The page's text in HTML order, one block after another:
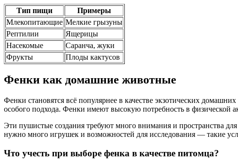
Тип пищи
Примеры
Млекопитающие Мелкие грызуны
Рептилии
Ящерицы
Насекомые
Саранча, жуки
Фрукты
Плоды кактусов
Фенки как домашние животные
Фенки становятся всё популярнее в качестве экзотических
особого подхода. Фенки имеют высокую потребность в физической
Эти пушистые создания требуют много внимания и пространства
нужно много игрушек и возможностей для исследования — такие
Что учесть при выборе фенка в качестве питомца?